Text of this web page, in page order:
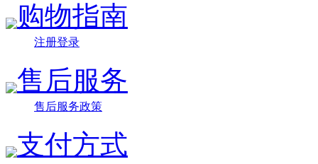
购物指南
注册登录
售后服务
售后服务政策
支付方式